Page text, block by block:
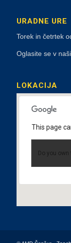
URADNE URE
Torek in četrtek
Oglasite se v
LOKACIJA
This page
Do you